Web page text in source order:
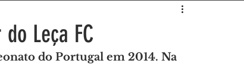
Ambiente Tecnologia
Leça FC
do Portugal em 2014. Na